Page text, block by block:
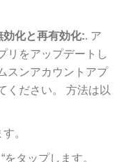
化と再有効化: . ア
リをアップデートし
スンアカウントアプ
ください。 方法は以
。
タップします。